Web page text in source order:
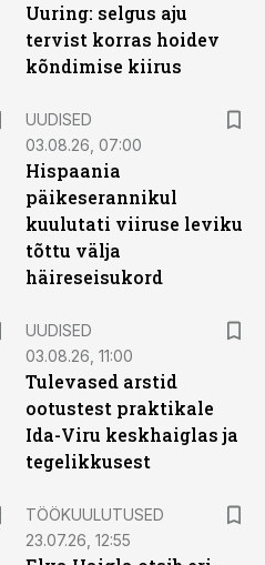
Uuring: selgus aju
tervist korras hoidev
kõndimise kiirus
UUDISED
03.08.26, 07:00
Hispaania
päikeserannikul
kuulutati viiruse leviku
tõttu välja
häireseisukord
UUDISED
03.08.26, 11:00
Tulevased arstid
ootustest praktikale
Ida-Viru keskhaiglas ja
tegelikkusest
TÖÖKUULUTUSED
23.07.26, 12:55